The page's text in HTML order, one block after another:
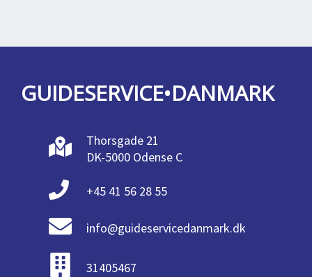
GUIDESERVICE•DANMARK
Thorsgade 21
DK-5000 Odense C
+45 41 56 28 55
info@guideservicedanmark.dk
31405467